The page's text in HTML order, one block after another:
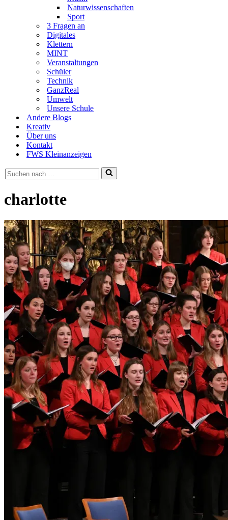
Naturwissenschaften
Sport
3 Fragen an
Digitales
Klettern
MINT
Veranstaltungen
Schüler
Technik
GanzReal
Umwelt
Unsere Schule
Andere Blogs
Kreativ
Über uns
Kontakt
FWS Kleinanzeigen
Suchen
nach …
charlotte